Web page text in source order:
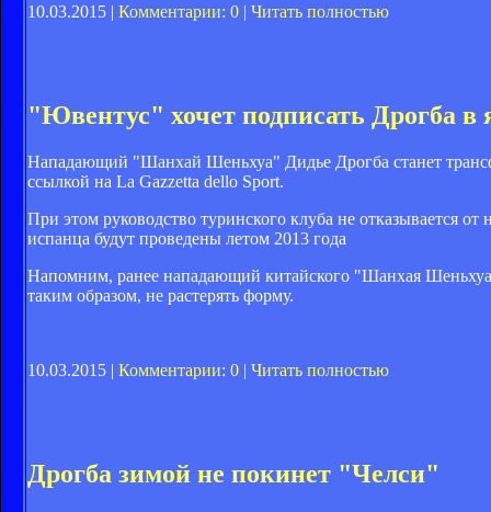
10.03.2015 | Комментарии: 0 | Читать полностью
"Ювентус" хочет подписать Дрогба в
Нападающий "Шанхай Шеньхуа" Дидье Дрогба станет
ссылкой на La Gazzetta dello Sport.
При этом руководство туринского клуба не отказывается
испанца будут проведены летом 2013 года
Напомним, ранее нападающий китайского "Шанхая
таким образом, не растерять форму.
10.03.2015 | Комментарии: 0 | Читать полностью
Дрогба зимой не покинет "Челси"